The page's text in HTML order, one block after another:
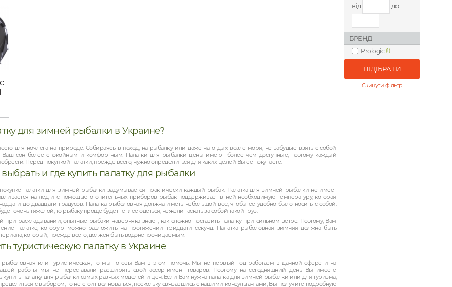
від до
БРЕНД
Prologic (1)
Скинути фільтр
для зимней рыбалки в Украине?
для ночлега на природе. Собираясь в поход, на рыбалку или даже на отдых возле моря, не забудьте взять с собой
Ваш сон более спокойным и комфортным. Палатки для рыбалки цены имеют более чем доступные, поэтому каждый
Перед покупкой палатки, прежде всего, нужно определиться для каких целей Вы ее покупаете.
и где купить палатку для рыбалки
палатки для зимней рыбалки задумывается практически каждый рыбак. Палатка для зимней рыбалки не имеет
на лед и с помощью отопительных приборов рыбак поддерживает в ней необходимую температуру, которая
до двадцати градусов. Палатка рыболовная должна иметь небольшой вес, чтобы ее удобно было носить с собой.
очень тяжелой, то рыбаку проще будет теплее одеться, нежели таскать за собой такой груз.
при раскладывании, опытные рыбаки наверняка знают, как сложно поставить палатку при сильном ветре. Поэтому, Вам
палатке, которую можно разложить на протяжении тридцати секунд. Палатка рыболовная зимняя должна быть
который, прежде всего, должен быть водонепроницаемым.
туристическую палатку в Украине
рыболовная или туристическая, то мы готовы Вам в этом помочь. Мы не первый год работаем в данной сфере и на
работы мы не переставали расширять свой ассортимент товаров. Поэтому на сегодняшний день Вы имеете
купить палатку для рыбалки самых разных моделей и цен. Если Вам нужна палатка для зимней рыбалки или для туризма,
с выбором, то не стоит волноваться, поскольку связавшись с нашими консультантами, Вы получите подробную